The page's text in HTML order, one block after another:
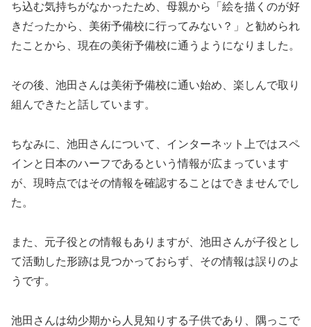
ち込む気持ちがなかったため、母親から「絵を描くのが好
きだったから、美術予備校に行ってみない？」と勧められ
たことから、現在の美術予備校に通うようになりました。
その後、池田さんは美術予備校に通い始め、楽しんで取り
組んできたと話しています。
ちなみに、池田さんについて、インターネット上ではスペ
インと日本のハーフであるという情報が広まっています
が、現時点ではその情報を確認することはできませんでし
た。
また、元子役との情報もありますが、池田さんが子役とし
て活動した形跡は見つかっておらず、その情報は誤りのよ
うです。
池田さんは幼少期から人見知りする子供であり、隅っこで